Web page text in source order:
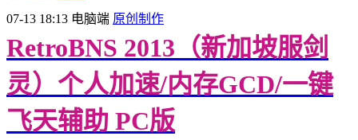
07-13 18:13 电脑端 原创制作
RetroBNS 2013（新加坡服剑
灵）个人加速/内存GCD/一键
飞天辅助 PC版